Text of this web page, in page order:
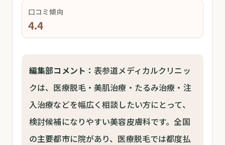
口コミ傾向
4.4
編集部コメント： 表参道メディカルクリニッ
クは、医療脱毛・美肌治療・たるみ治療・注
入治療などを幅広く相談したい方にとって、
検討候補になりやすい美容皮膚科です。全国
の主要都市に院があり、医療脱毛では都度払